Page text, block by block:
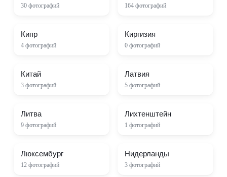
30 фотографий 164 фотографий
Кипр
4 фотографий
Киргизия
0 фотографий
Китай
3 фотографий
Латвия
5 фотографий
Литва
9 фотографий
Лихтенштейн
1 фотографий
Люксембург
12 фотографий
Нидерланды
3 фотографий